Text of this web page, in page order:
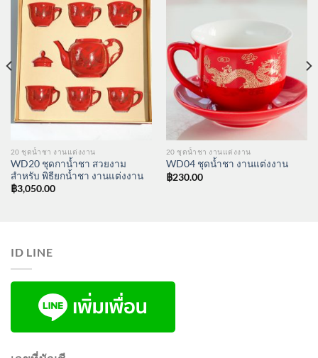
20 ชุดน้ำชา งานแต่งงาน
WD20 ชุดกาน้ำชา สวยงาม
สำหรับ พิธียกน้ำชา งานแต่งงาน
฿3,050.00
20 ชุดน้ำชา งานแต่งงาน
WD04 ชุดน้ำชา งานแต่งงาน
฿230.00
ID LINE